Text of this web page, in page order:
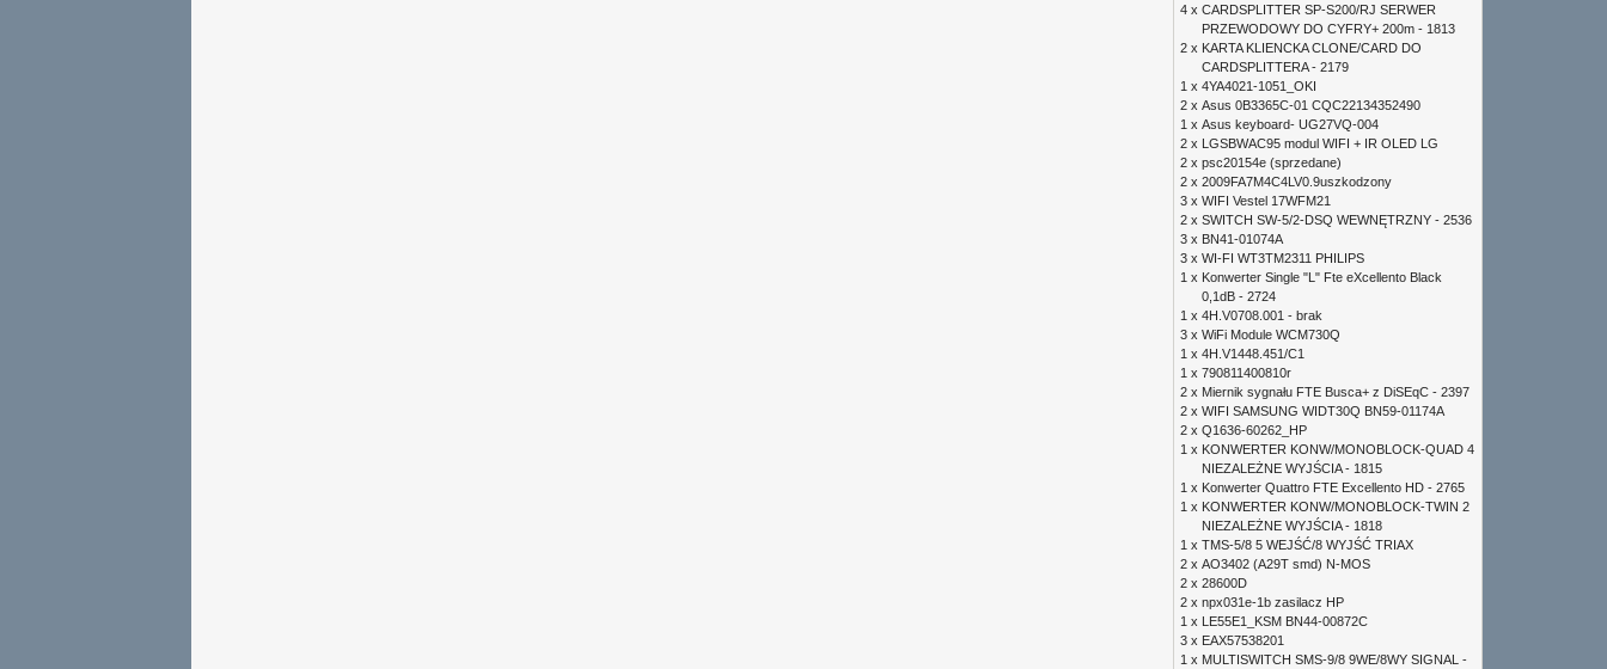
4 x CARDSPLITTER SP-S200/RJ SERWER
PRZEWODOWY DO CYFRY+ 200m - 1813
2 x KARTA KLIENCKA CLONE/CARD DO
CARDSPLITTERA - 2179
1 x 4YA4021-1051_OKI
2 x Asus 0B3365C-01 CQC22134352490
1 x Asus keyboard- UG27VQ-004
2 x
LGSBWAC95 modul WIFI + IR OLED LG
2 x psc20154e (sprzedane)
2 x 2009FA7M4C4LV0.9uszkodzony
3 x WIFI Vestel 17WFM21
2 x SWITCH SW-5/2-DSQ WEWNĘTRZNY - 2536
3 x BN41-01074A
3 x WI-FI WT3TM2311 PHILIPS
1 x Konwerter Single "L" Fte eXcellento Black
0,1dB - 2724
1 x 4H.V0708.001 - brak
3 x WiFi Module WCM730Q
1 x 4H.V1448.451/C1
1 x 790811400810r
2 x Miernik sygnału FTE Busca+ z DiSEqC - 2397
2 x WIFI SAMSUNG WIDT30Q BN59-01174A
2 x Q1636-60262_HP
1 x KONWERTER KONW/MONOBLOCK-QUAD 4
NIEZALEŻNE WYJŚCIA - 1815
1 x Konwerter Quattro FTE Excellento HD - 2765
1 x KONWERTER KONW/MONOBLOCK-TWIN 2
NIEZALEŻNE WYJŚCIA - 1818
1 x TMS-5/8 5 WEJŚĆ/8 WYJŚĆ TRIAX
2 x AO3402 (A29T smd) N-MOS
2 x 28600D
2 x npx031e-1b zasilacz HP
1 x
LE55E1_KSM BN44-00872C
3 x EAX57538201
1 x MULTISWITCH SMS-9/8 9WE/8WY SIGNAL -